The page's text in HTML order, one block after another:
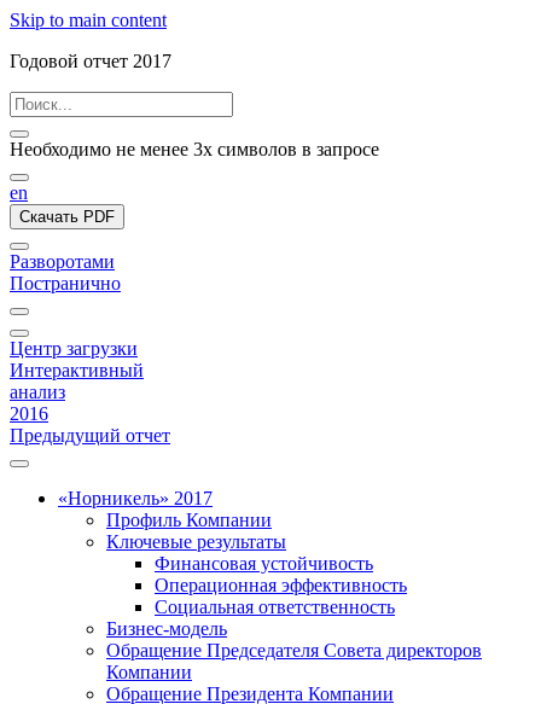
Skip to main content
Годовой отчет 2017
Необходимо не менее 3х символов в запросе
en
Скачать PDF
Разворотами
Постранично
Центр загрузки
Интерактивный
анализ
2016
Предыдущий отчет
«Норникель» 2017
Профиль Компании
Ключевые результаты
Финансовая устойчивость
Операционная эффективность
Социальная ответственность
Бизнес-модель
Обращение Председателя Совета директоров
Компании
Обращение Президента Компании